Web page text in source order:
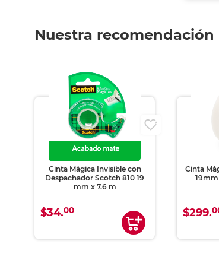
Nuestra recomendación
Cinta Mágica Invisible con
Despachador Scotch 810 19
mm x 7.6 m
$34.00
Cinta
19mm
$299.